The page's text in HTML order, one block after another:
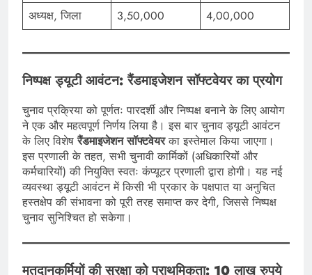
अध्यक्ष, जिला 3,50,000 4,00,000
निष्पक्ष ड्यूटी आवंटन: रैंडमाइजेशन सॉफ्टवेयर का प्रयोग
चुनाव प्रक्रिया को पूर्णतः पारदर्शी और निष्पक्ष बनाने के लिए आयोग
ने एक और महत्वपूर्ण निर्णय लिया है। इस बार चुनाव ड्यूटी आवंटन
के लिए विशेषरैंडमाइजेशन सॉफ्टवेयरका इस्तेमाल किया जाएगा।
इस प्रणाली के तहत, सभी चुनावी कार्मिकों (अधिकारियों और
कर्मचारियों) की नियुक्ति स्वतः कंप्यूटर प्रणाली द्वारा होगी। यह नई
व्यवस्था ड्यूटी आवंटन में किसी भी प्रकार के पक्षपात या अनुचित
हस्तक्षेप की संभावना को पूरी तरह समाप्त कर देगी, जिससे निष्पक्ष
चुनाव सुनिश्चित हो सकेगा।
मतदानकर्मियों की सुरक्षा को प्राथमिकता: 10 लाख रुपये